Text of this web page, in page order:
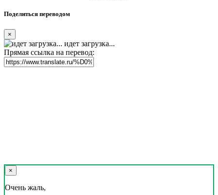
Поделиться переводом
×
идет загрузка...
Прямая ссылка на перевод:
×
Очень жаль,